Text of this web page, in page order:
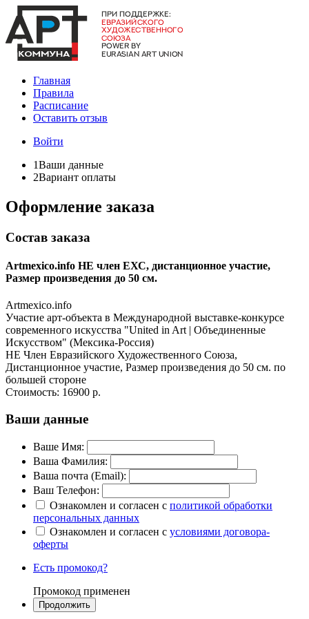
Главная
Правила
Расписание
Оставить отзыв
Войти
1Ваши данные
2Вариант оплаты
Оформление заказа
Состав заказа
Artmexico.info НЕ член ЕХС, дистанционное участие,
Размер произведения до 50 см.
Artmexico.info
Участие арт-объекта в Международной выставке-конкурсе
современного искусства "United in Art | Объединенные
Искусством" (Мексика-Россия)
НЕ Член Евразийского Художественного Союза,
Дистанционное участие, Размер произведения до 50 см. по
большей стороне
Стоимость: 16900 р.
Ваши данные
Ваше Имя:
Ваша Фамилия:
Ваша почта (Email):
Ваш Телефон:
Ознакомлен и согласен с политикой обработки
персональных данных
Ознакомлен и согласен с условиями договора-
оферты
Есть промокод?
Промокод применен